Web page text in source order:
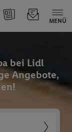
MENÜ
bei Lidl
Angebote,